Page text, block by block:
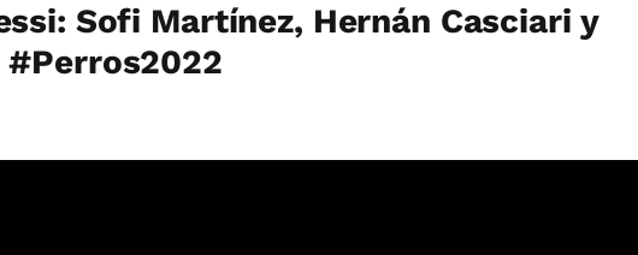
Sofi Martínez, Hernán Casciari y